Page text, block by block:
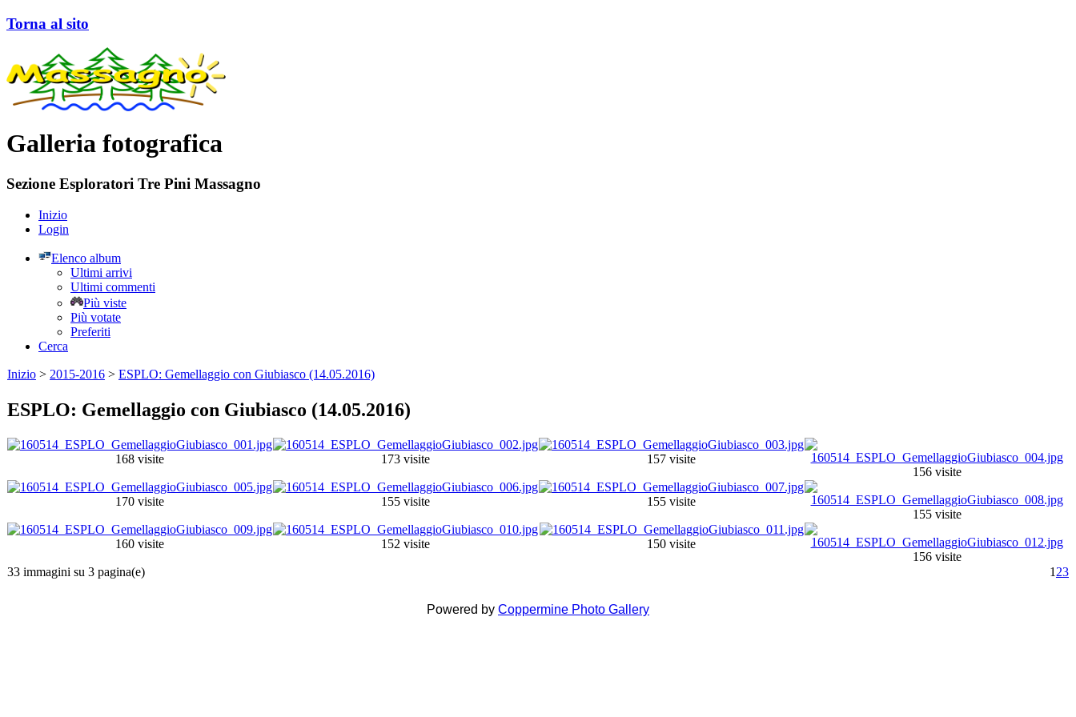
Torna al sito
Galleria fotografica
Sezione Esploratori Tre Pini Massagno
Inizio
Login
Elenco album
Ultimi arrivi
Ultimi commenti
Più viste
Più votate
Preferiti
Cerca
Inizio > 2015-2016 > ESPLO: Gemellaggio con Giubiasco (14.05.2016)
ESPLO: Gemellaggio con Giubiasco (14.05.2016)
168 visite 173 visite
157 visite
156 visite
170 visite 155 visite
155 visite
155 visite
160 visite 152 visite
150 visite
156 visite
33 immagini su 3 pagina(e)
1 23
Powered by Coppermine Photo Gallery